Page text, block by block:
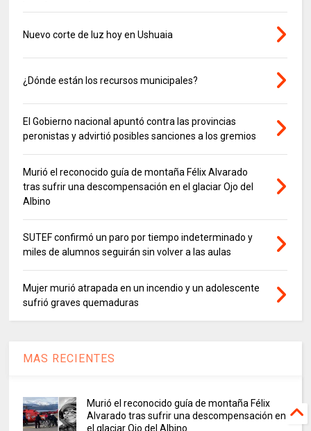
Nuevo corte de luz hoy en Ushuaia
¿Dónde están los recursos municipales?
El Gobierno nacional apuntó contra las provincias
peronistas y advirtió posibles sanciones a los gremios
Murió el reconocido guía de montaña Félix Alvarado
tras sufrir una descompensación en el glaciar Ojo del
Albino
SUTEF confirmó un paro por tiempo indeterminado y
miles de alumnos seguirán sin volver a las aulas
Mujer murió atrapada en un incendio y un adolescente
sufrió graves quemaduras
MAS RECIENTES
Murió el reconocido guía de montaña Félix
Alvarado tras sufrir una descompensación en
el glaciar Ojo del Albino